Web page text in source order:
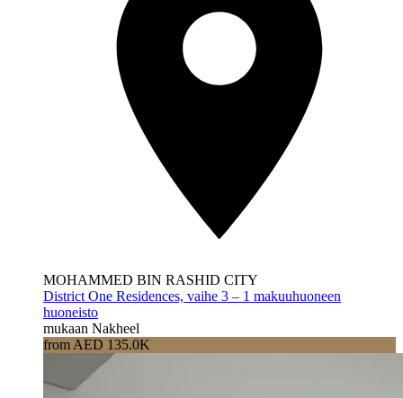
MOHAMMED BIN RASHID CITY
District One Residences, vaihe 3 – 1 makuuhuoneen
huoneisto
mukaan Nakheel
from AED 135.0K